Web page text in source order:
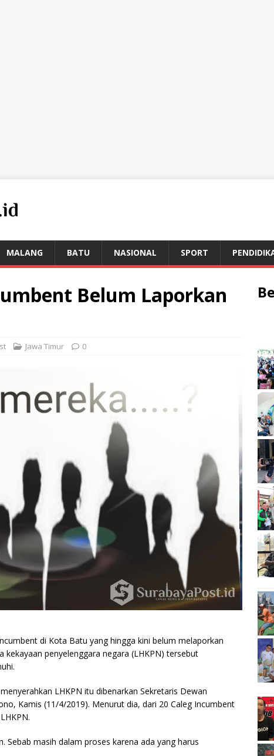
MALANG BATU NASIONAL SPORT
Belum Laporkan
Jawa Timur 0
di Kota Batu yang hingga kini belum melaporkan
kekayaan penyelenggara negara (LHKPN) tersebut
LHKPN itu dibenarkan Sekretaris Dewan
Kamis (11/4/2019). Menurut dia, dari 20 Caleg Incumbent
Sebab masih dalam proses karena ada yang harus